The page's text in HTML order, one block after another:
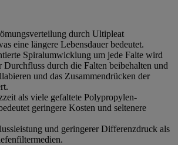
durch Ultipleat
eine längere Lebensdauer bedeutet.
Spiralumwicklung um jede Falte wird
Durchfluss durch die Falten beibehalten und
und das Zusammendrücken der
als viele gefaltete Polypropylen-
geringere Kosten und seltenere
und geringerer Differenzdruck als